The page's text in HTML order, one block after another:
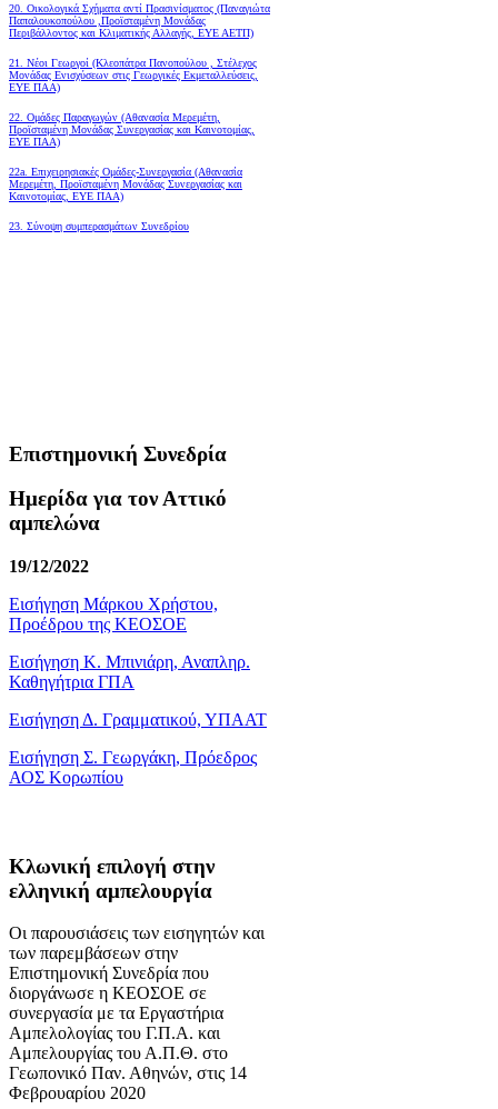
20. Οικολογικά Σχήματα αντί Πρασινίσματος (Παναγιώτα
Παπαλουκοπούλου ,Προϊσταμένη Μονάδας
Περιβάλλοντος και Κλιματικής Αλλαγής, ΕΥΕ ΑΕΤΠ)
21. Νέοι Γεωργοί (Κλεοπάτρα Πανοπούλου , Στέλεχος
Μονάδας Ενισχύσεων στις Γεωργικές Εκμεταλλεύσεις,
ΕΥΕ ΠΑΑ)
22. Ομάδες Παραγωγών (Αθανασία Μερεμέτη,
Προϊσταμένη Μονάδας Συνεργασίας και Καινοτομίας,
ΕΥΕ ΠΑΑ)
22a. Επιχειρησιακές Ομάδες-Συνεργασία (Αθανασία
Μερεμέτη, Προϊσταμένη Μονάδας Συνεργασίας και
Καινοτομίας, ΕΥΕ ΠΑΑ)
23. Σύνοψη συμπερασμάτων Συνεδρίου
Επιστημονική Συνεδρία
Ημερίδα για τον Αττικό
αμπελώνα
19/12/2022
Εισήγηση Μάρκου Χρήστου,
Προέδρου της ΚΕΟΣΟΕ
Εισήγηση Κ. Μπινιάρη, Αναπληρ.
Καθηγήτρια ΓΠΑ
Εισήγηση Δ. Γραμματικού, ΥΠΑΑΤ
Εισήγηση Σ. Γεωργάκη, Πρόεδρος
ΑΟΣ Κορωπίου
Κλωνική επιλογή στην
ελληνική αμπελουργία
Οι παρουσιάσεις των εισηγητών και
των παρεμβάσεων στην
Επιστημονική Συνεδρία που
διοργάνωσε η ΚΕΟΣΟΕ σε
συνεργασία με τα Εργαστήρια
Αμπελολογίας του Γ.Π.Α. και
Αμπελουργίας του Α.Π.Θ. στο
Γεωπονικό Παν. Αθηνών, στις 14
Φεβρουαρίου 2020